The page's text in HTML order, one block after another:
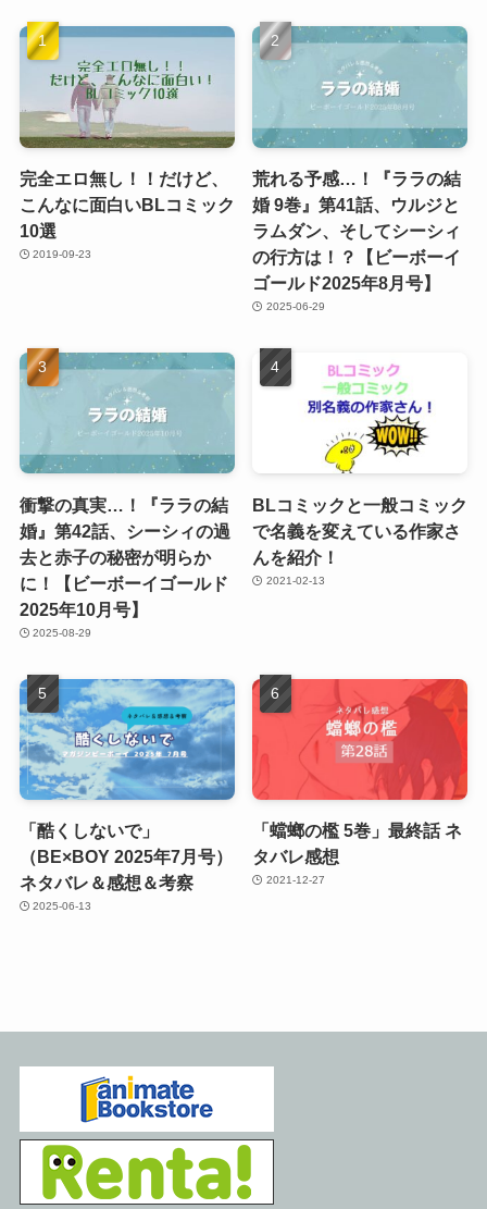
完全エロ無し！！だけど、
こんなに面白いBLコミック
10選
2019-09-23
荒れる予感…！『ララの結
婚 9巻』第41話、ウルジと
ラムダン、そしてシーシィ
の行方は！？【ビーボーイ
ゴールド2025年8月号】
2025-06-29
衝撃の真実…！『ララの結
婚』第42話、シーシィの過
去と赤子の秘密が明らか
に！【ビーボーイゴールド
2025年10月号】
2025-08-29
BLコミックと一般コミック
で名義を変えている作家さ
んを紹介！
2021-02-13
「酷くしないで」
（BE×BOY 2025年7月号）
ネタバレ＆感想＆考察
2025-06-13
「蟷螂の檻 5巻」最終話 ネ
タバレ感想
2021-12-27